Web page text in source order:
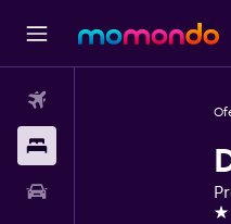
1